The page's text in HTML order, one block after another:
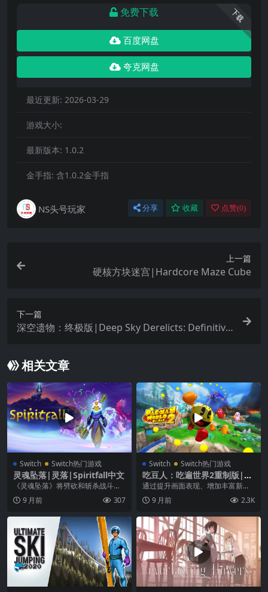
下载
免费下载
百度网盘
夸克网盘
最近更新: 2026-03-29
游戏大小:
最新版本: 1.0.2
金手指: 含1.0.2金手指
NS头号玩家 分享 收藏 点赞(0)
上一篇
硬核方块迷宫|Hardcore Maze Cube
下一篇
深空遗物：终极版|Deep Sky Derelicts: Definitive
相关文章
Switch Switch热门游戏
灵魂坠落|灵落|Spiritfall中文
《灵魂坠落》将劈砍和斩杀战斗、
灵活的平台打斗和 Rogue-lite 机制
合为一...
9 月前 307
Switch Switch热门游戏
吃豆人：吃遍世界2重制版|Pa
c-Man World 2 Re-Pac中文
通过提升画面表现、增加丰富新功
能的《Pac-Man World 2》，再度
和大家...
9 月前 2.3K